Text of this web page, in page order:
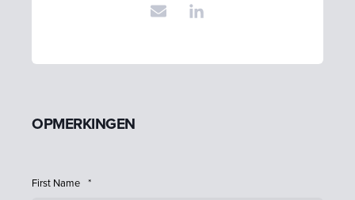
OPMERKINGEN
First Name *